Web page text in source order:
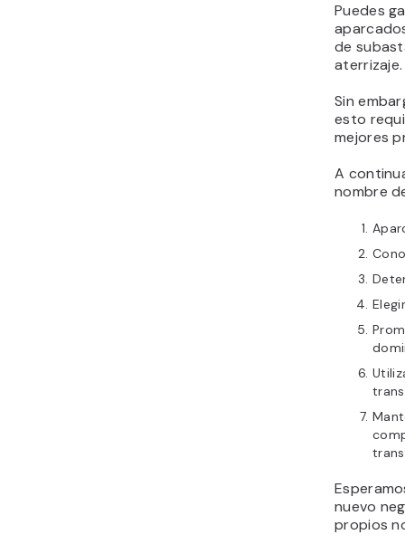
Puedes
de
aterrizaje.
Sin
esto
mejores
A
nombre
nuevo
propios